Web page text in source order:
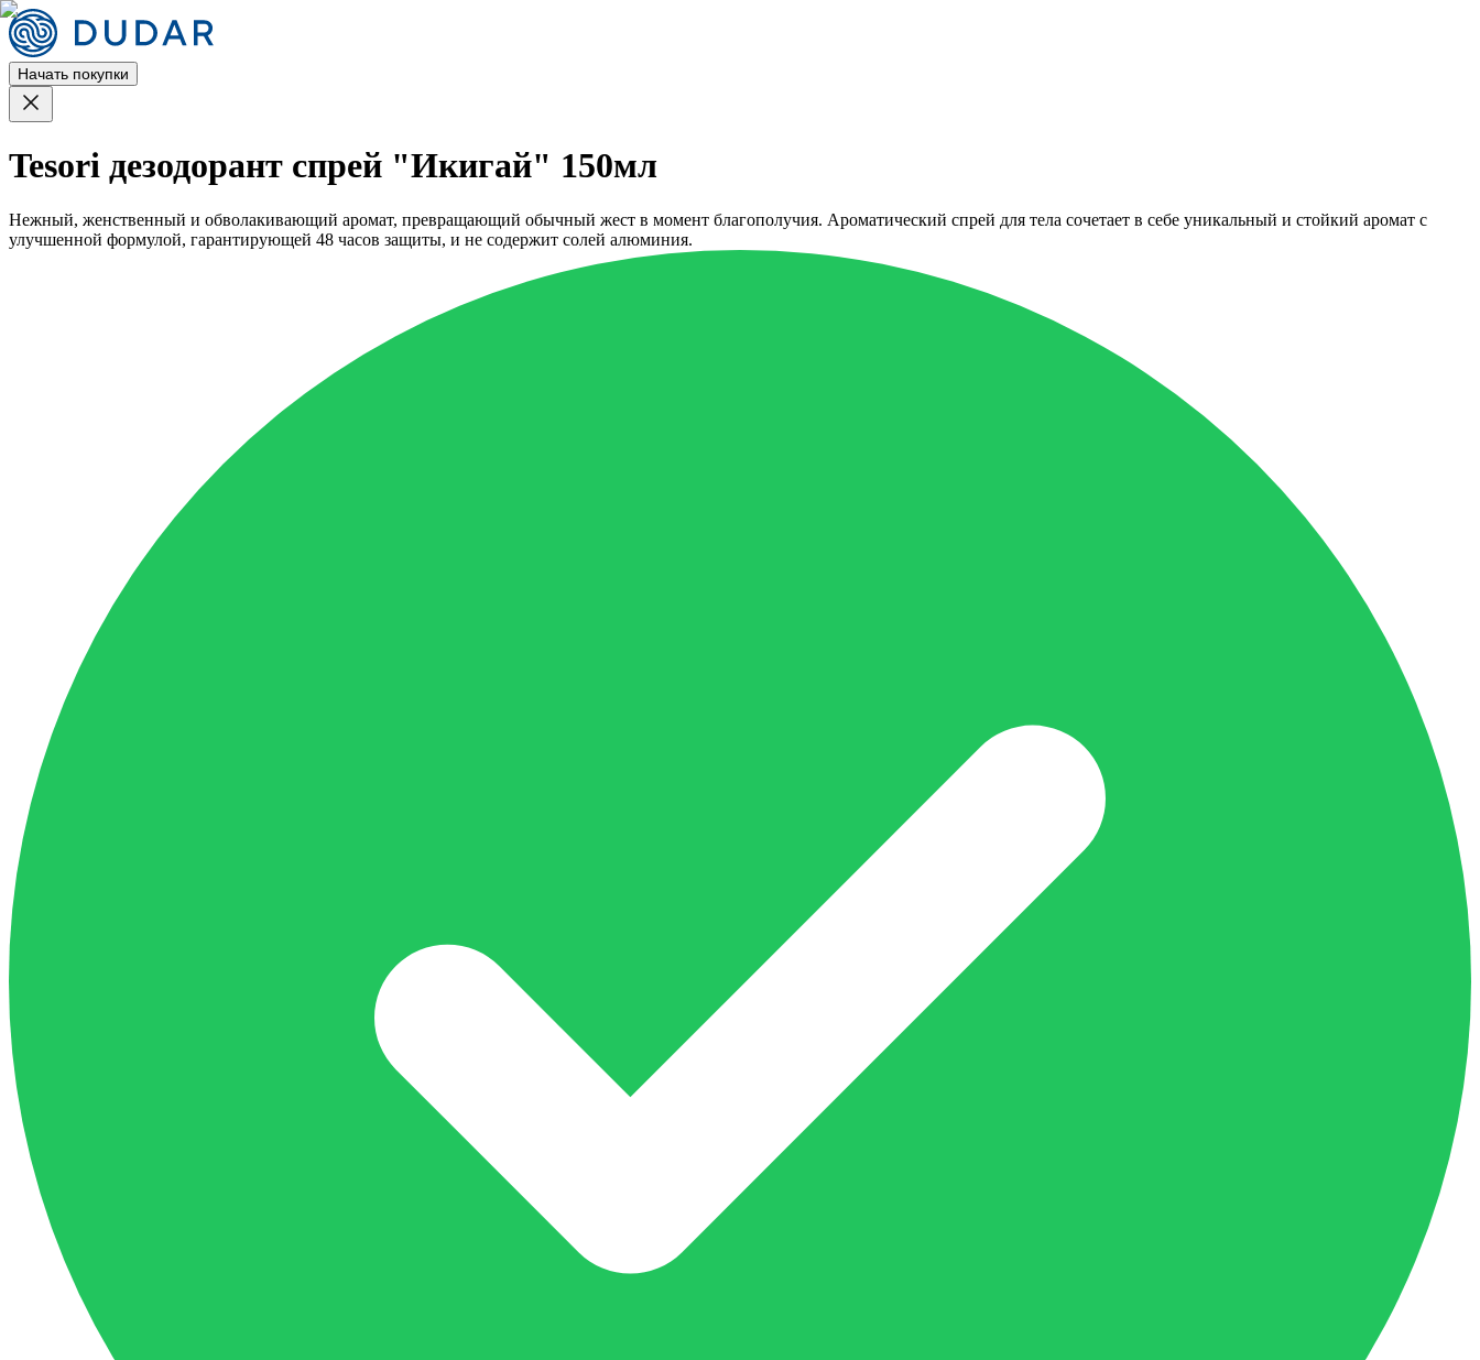
Начать покупки
Tesori дезодорант спрей "Икигай" 150мл
Нежный, женственный и обволакивающий аромат, превращающий обычный жест в момент благополучия. Ароматический спрей для тела сочетает в себе уникальный и стойкий аромат с
улучшенной формулой, гарантирующей 48 часов защиты, и не содержит солей алюминия.